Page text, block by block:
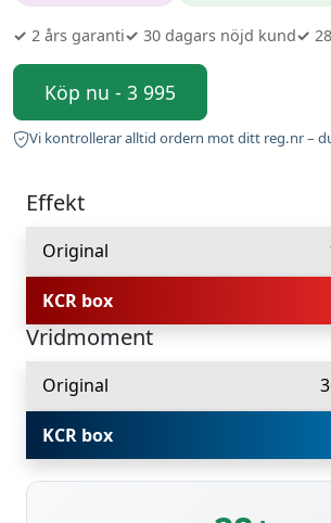
✓ 2 års garanti✓ 30 dagars nöjd kund✓
Köp nu - 3 995
Vi kontrollerar alltid ordern mot ditt reg.nr –
Effekt
Original
KCR box
Vridmoment
Original
KCR box